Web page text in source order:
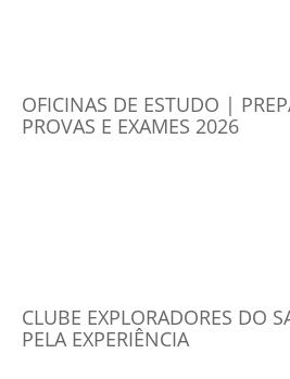
OFICINAS DE ESTUDO |
PROVAS E EXAMES 2026
CLUBE EXPLORADORES DO
PELA EXPERIÊNCIA